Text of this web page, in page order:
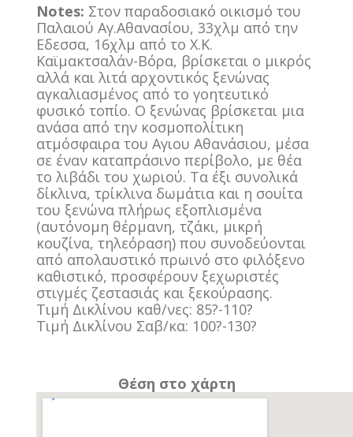
Notes: Στον παραδοσιακό οικισμό του
Παλαιού Αγ.Αθανασίου, 33χλμ από την
Εδεσσα, 16χλμ από το Χ.Κ.
Καϊμακτσαλάν-Βόρα, βρίσκεται ο μικρός
αλλά και λιτά αρχοντικός ξενώνας
αγκαλιασμένος από το γοητευτικό
φυσικό τοπίο. Ο ξενώνας βρίσκεται μια
ανάσα από την κοσμοπολίτικη
ατμόσφαιρα του Αγιου Αθανάσιου, μέσα
σε έναν καταπράσινο περίβολο, με θέα
το λιβάδι του χωριού. Τα έξι συνολικά
δίκλινα, τρίκλινα δωμάτια και η σουίτα
του ξενώνα πλήρως εξοπλισμένα
(αυτόνομη θέρμανη, τζάκι, μικρή
κουζίνα, τηλεόραση) που συνοδεύονται
από απολαυστικό πρωινό στο φιλόξενο
καθιστικό, προσφέρουν ξεχωριστές
στιγμές ζεστασιάς και ξεκούρασης.
Τιμή Δικλίνου καθ/νες: 85?-110?
Τιμή Δικλίνου Σαβ/κα: 100?-130?
Θέση στο χάρτη